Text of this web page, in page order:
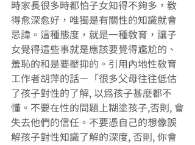
時家長很多時都怕子女知得不夠多，教
得愈深愈好，唯獨是有關性的知識就會
忌諱。這種態度，就是一種教育，讓子
女覺得這些事就是應該要覺得尷尬的、
羞恥的和是要壓抑的。引用內地性教育
工作者胡萍的話－「很多父母往往低估
了孩子對性的了解, 以為孩子甚麼都不
懂。不要在性的問題上糊塗孩子,否則, 會
失去他們的信任。不要憑自己的想像誤
解孩子對性知識了解的深度, 否則, 你會